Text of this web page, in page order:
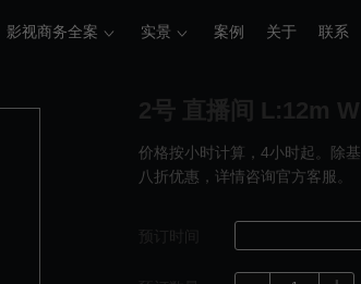
影视商务全案 实景 案例 关于 联系
2号 直播间 L:12m
价格按小时计算，4小时起。除
八折优惠，详情咨询官方客服。
预订时间